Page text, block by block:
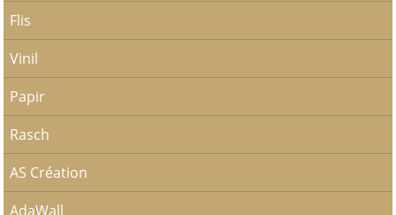
Flis
Vinil
Papir
Rasch
AS Création
AdaWall